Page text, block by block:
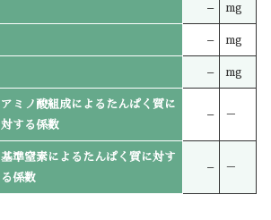
– mg
– mg
– mg
アミノ酸組成によるたんぱく質に
対する係数
– －
基準窒素によるたんぱく質に対す
る係数
– －